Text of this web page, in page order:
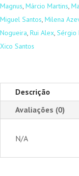
Magnus, Márcio Martins,
Miguel Santos, Milena
Nogueira, Rui Alex, Sérgio
Xico Santos
Descrição
Avaliações (0)
N/A